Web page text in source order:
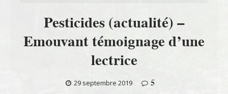
Pesticides (actualité) –
Emouvant témoignage d’une
lectrice
29 septembre 2019
5